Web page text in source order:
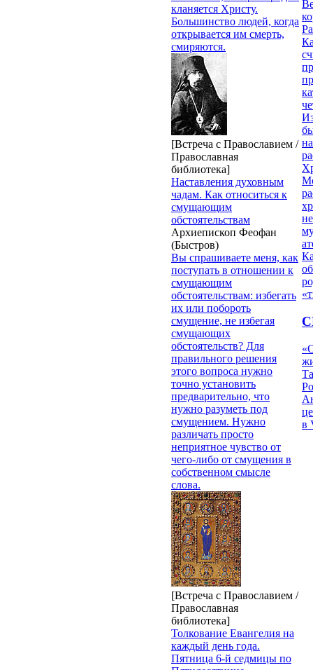
кланяется Христу.
Большинство людей, когда
открывается им смерть,
смиряются.
[Встреча с Православием /
Православная
библиотека]
Наставления духовным
чадам. Как относиться к
смущающим
обстоятельствам
Архиепископ Феофан
(Быстров)
Вы спрашиваете меня, как
поступать в отношении к
смущающим
обстоятельствам: избегать
их или побороть
смущение, не избегая
смущающих
обстоятельств? Для
правильного решения
этого вопроса нужно
точно установить
предварительно, что
нужно разуметь под
смущением. Нужно
различать просто
неприятное чувство от
чего-либо от смущения в
собственном смысле
слова.
[Встреча с Православием /
Православная
библиотека]
Толкование Евангелия на
каждый день года.
Пятница 6-й седмицы по
в